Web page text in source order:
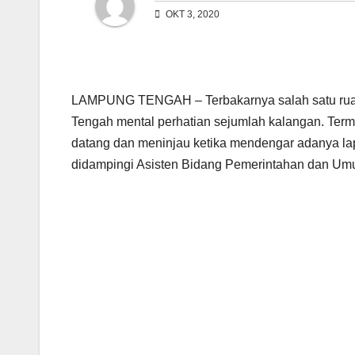
OKT 3, 2020
LAMPUNG TENGAH – Terbakarnya salah satu
Tengah mental perhatian sejumlah kalangan.
datang dan meninjau ketika mendengar adanya
didampingi Asisten Bidang Pemerintahan dan